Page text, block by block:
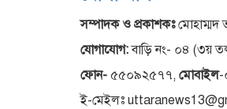
সম্পাদক ও প্রকাশকঃমোহাম্মদ
যোগাযোগ:বাড়ি নং- ০৪ (৩য়
ফোন- ৫৫০৯২৫৭৭, মোবাইল-
ই-মেইলঃ